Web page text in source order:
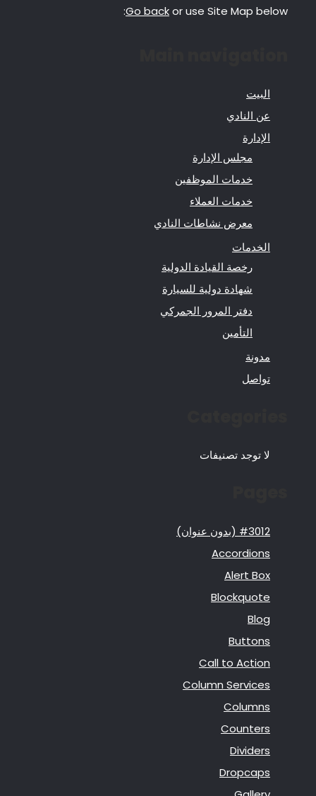
Go backor use Site Map below:
البيت
عن النادي
الإدارة
مجلس الإدارة
خدمات الموظفين
خدمات العملاء
معرض نشاطات النادي
الخدمات
رخصة القيادة الدولية
شهادة دولية للسيارة
دفتر المرور الجمركي
التأمين
مدونة
تواصل
لا توجد تصنيفات
#3012 (بدون عنوان)
Accordions
Alert Box
Blockquote
Blog
Buttons
Call to Action
Column Services
Columns
Counters
Dividers
Dropcaps